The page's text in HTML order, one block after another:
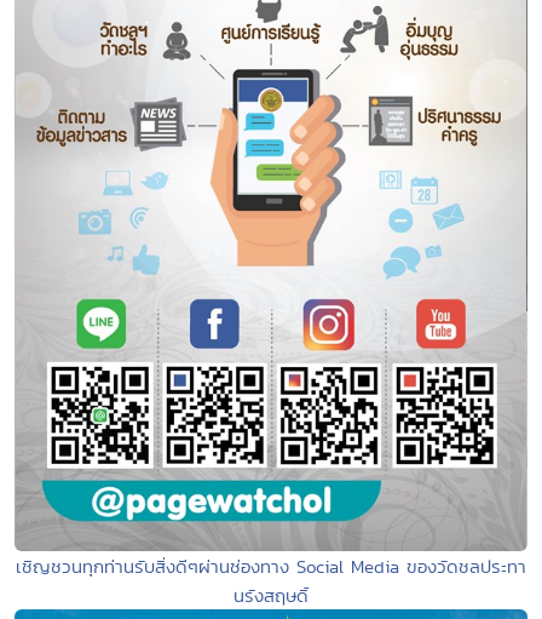
เชิญชวนทุกท่านรับสิ่งดีๆผ่านช่องทาง Social Media ของวัดชลประทา
นรังสฤษดิ์